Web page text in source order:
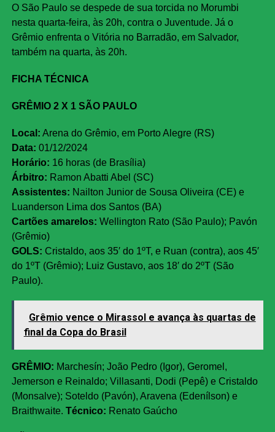
O São Paulo se despede de sua torcida no Morumbi
nesta quarta-feira, às 20h, contra o Juventude. Já o
Grêmio enfrenta o Vitória no Barradão, em Salvador,
também na quarta, às 20h.
FICHA TÉCNICA
GRÊMIO 2 X 1 SÃO PAULO
Local: Arena do Grêmio, em Porto Alegre (RS)
Data: 01/12/2024
Horário: 16 horas (de Brasília)
Árbitro: Ramon Abatti Abel (SC)
Assistentes: Nailton Junior de Sousa Oliveira (CE) e
Luanderson Lima dos Santos (BA)
Cartões amarelos: Wellington Rato (São Paulo); Pavón
(Grêmio)
GOLS: Cristaldo, aos 35′ do 1ºT, e Ruan (contra), aos 45′
do 1ºT (Grêmio); Luiz Gustavo, aos 18′ do 2ºT (São
Paulo).
Grêmio vence o Mirassol e avança às quartas de
final da Copa do Brasil
GRÊMIO: Marchesín; João Pedro (Igor), Geromel,
Jemerson e Reinaldo; Villasanti, Dodi (Pepê) e Cristaldo
(Monsalve); Soteldo (Pavón), Aravena (Edenílson) e
Braithwaite. Técnico: Renato Gaúcho